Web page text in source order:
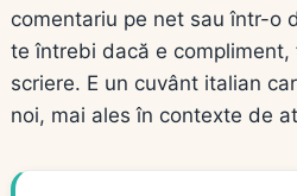
comentariu pe net sau într-o
te întrebi dacă e compliment,
scriere. E un cuvânt italian
noi, mai ales în contexte de